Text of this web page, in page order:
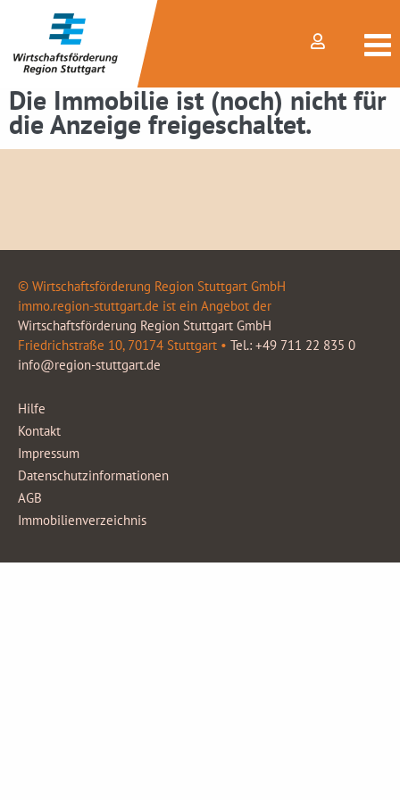
Die Immobilie ist (noch) nicht für
die Anzeige freigeschaltet.
© Wirtschaftsförderung Region Stuttgart GmbH
immo.region-stuttgart.de ist ein Angebot der
Wirtschaftsförderung Region Stuttgart GmbH
Friedrichstraße 10, 70174 Stuttgart • Tel.: +49 711 22 835 0
info@region-stuttgart.de
Hilfe
Kontakt
Impressum
Datenschutzinformationen
AGB
Immobilienverzeichnis